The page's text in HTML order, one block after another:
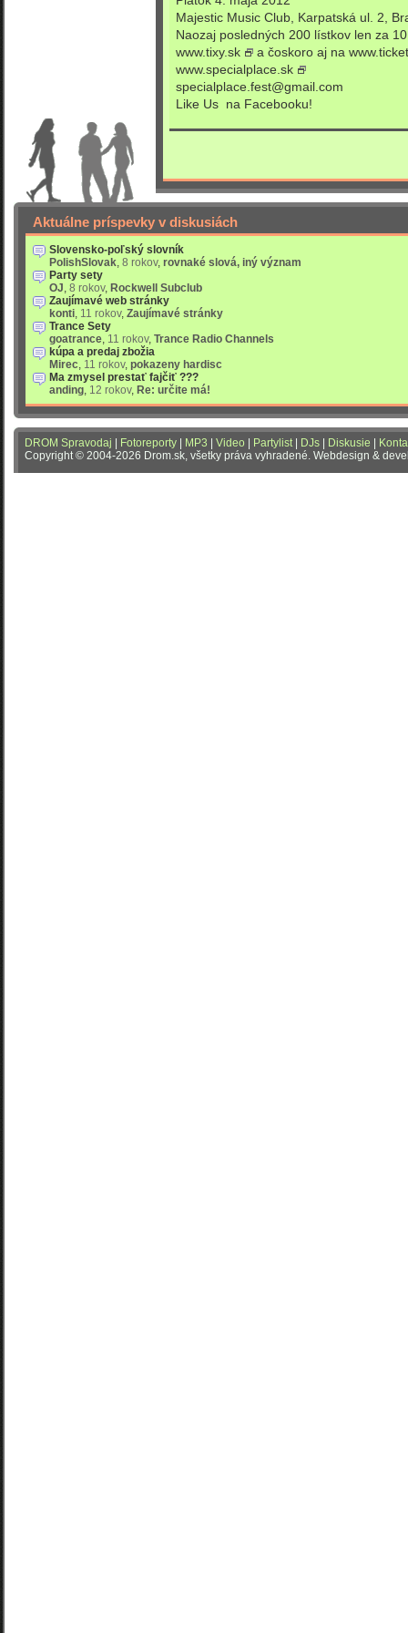
Majestic Music Club, Karpatská ul. 2,
Naozaj posledných 200 lístkov len za
www.tixy.sk
a čoskoro aj na
www.specialplace.sk
specialplace.fest@gmail.com
Like Us na Facebooku!
Aktuálne príspevky v diskusiách
Slovensko-poľský slovník
PolishSlovak, 8 rokov, rovnaké slová, iný význam
Party sety
OJ, 8 rokov, Rockwell Subclub
Zaujímavé web stránky
konti, 11 rokov, Zaujímavé stránky
Trance Sety
goatrance, 11 rokov, Trance Radio Channels
kúpa a predaj zbožia
Mirec, 11 rokov, pokazeny hardisc
Ma zmysel prestať fajčiť ???
anding, 12 rokov, Re: určite má!
DROM Spravodaj | Fotoreporty | MP3 | Video | Partylist| DJs | Diskusie |
Copyright © 2004-2026 Drom.sk, všetky práva vyhradené. Webdesign &